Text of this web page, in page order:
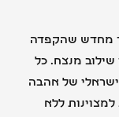
שהקפדה
מנצח. כל
של אהבה
ללא